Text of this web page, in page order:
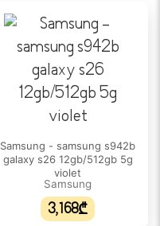
Samsung - samsung s942b
galaxy s26 12gb/512gb 5g
violet
Samsung
3,168₾